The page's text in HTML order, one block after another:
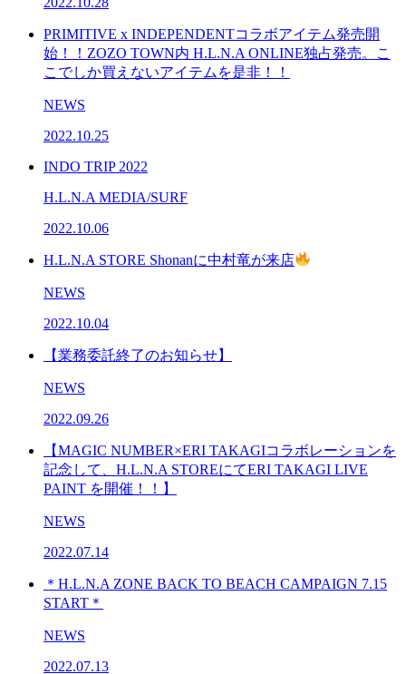
PRIMITIVE x INDEPENDENTコラボアイテム発売開
始！！ZOZO TOWN内 H.L.N.A ONLINE独占発売。こ
こでしか買えないアイテムを是非！！
NEWS
2022.10.25
INDO TRIP 2022
H.L.N.A MEDIA/SURF
2022.10.06
H.L.N.A STORE Shonanに中村竜が来店
NEWS
2022.10.04
【業務委託終了のお知らせ】
NEWS
2022.09.26
【MAGIC NUMBER×ERI TAKAGIコラボレーションを
記念して、H.L.N.A STOREにてERI TAKAGI LIVE
PAINT を開催！！】
NEWS
2022.07.14
＊H.L.N.A ZONE BACK TO BEACH CAMPAIGN 7.15
START＊
NEWS
2022.07.13